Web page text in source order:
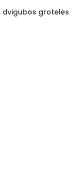
dvigubos grotelės